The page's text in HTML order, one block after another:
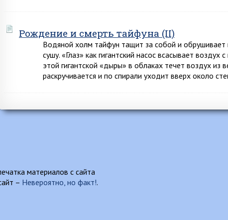
Рождение и смерть тайфуна (II)
Водяной холм тайфун тащит за собой и
сушу. «Глаз» как гигантский насос всасывает
этой гигантской «дыры» в облаках течет воздух из
раскручивается и по спирали уходит вверх около
материалов с сайта
– Невероятно, но факт!.